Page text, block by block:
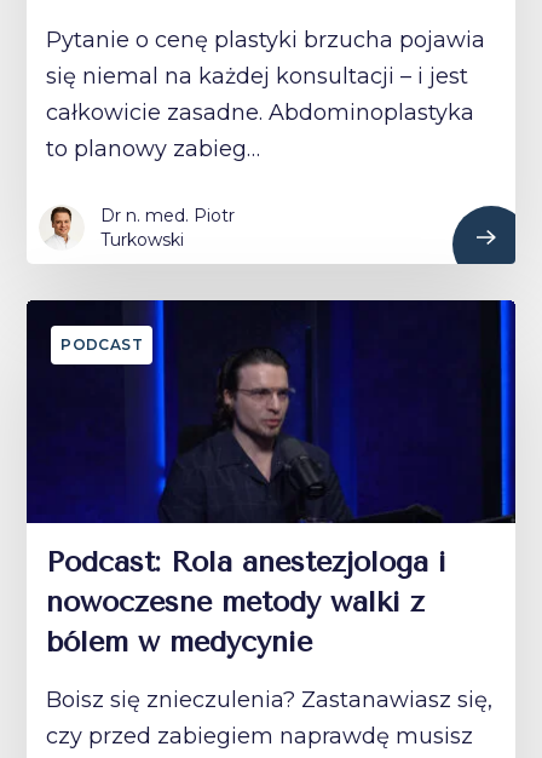
Pytanie o cenę plastyki brzucha pojawia
się niemal na każdej konsultacji – i jest
całkowicie zasadne. Abdominoplastyka
to planowy zabieg…
Dr n. med. Piotr
Turkowski
PODCAST
Podcast: Rola anestezjologa i
nowoczesne metody walki z
bólem w medycynie
Boisz się znieczulenia? Zastanawiasz się,
czy przed zabiegiem naprawdę musisz